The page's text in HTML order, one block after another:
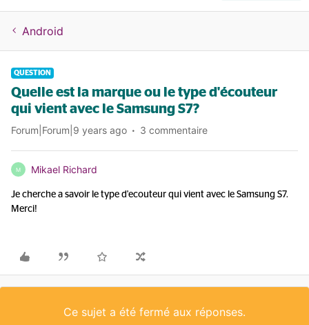
Android
QUESTION
Quelle est la marque ou le type d'écouteur
qui vient avec le Samsung S7?
Forum|Forum|9 years ago 3 commentaire
M Mikael Richard
Je cherche a savoir le type d'ecouteur qui vient avec le Samsung S7.
Merci!
Ce sujet a été fermé aux réponses.